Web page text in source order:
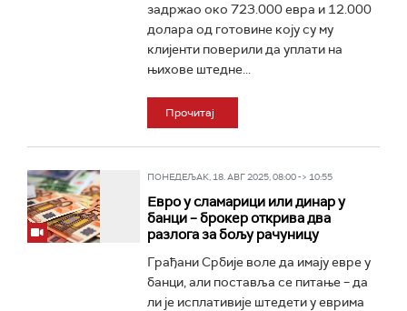
задржао око 723.000 евра и 12.000
долара од готовине коју су му
клијенти поверили да уплати на
њихове штедне...
Прочитај
ПОНЕДЕЉАК, 18. АВГ 2025, 08:00 -> 10:55
Евро у сламарици или динар у
банци – брокер открива два
разлога за бољу рачуницу
Грађани Србије воле да имају евре у
банци, али поставља се питање – да
ли је исплативије штедети у еврима